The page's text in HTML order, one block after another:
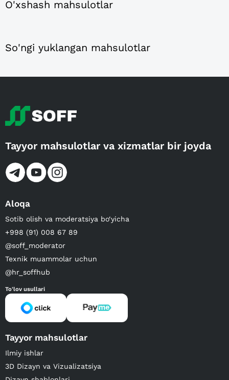
O'xshash mahsulotlar
So'ngi yuklangan mahsulotlar
Tayyor mahsulotlar va xizmatlar bir joyda
Aloqa
Sotib olish va moderatsiya bo‘yicha
+998 (91) 008 67 89
@soff_moderator
Texnik muammolar uchun
@hr_soffhub
To'lov usullari
Tayyor mahsulotlar
Ilmiy ishlar
3D Dizayn va Vizualizatsiya